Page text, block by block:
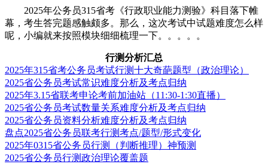
2025年公务员315省考《行政职业能力测验》科目落下帷
幕，考生答完题感触颇多。那么，这次考试中试题难度怎么样
呢，小编就来按照模块细细梳理一下。。。。。
行测分析汇总
2025年315省考公务员考试行测十大奇葩题型（政治理论）
2025省公务员考试常识难度分析及考点归纳
2025年3.15省联考申论考前加油站（11:30-1:30直播）
2025省公务员考试数量关系难度分析及考点归纳
2025省公务员资料分析难度分析及考点归纳
盘点2025省公务员联考行测考点/题型/形式变化
2025年0315省公务员行测（判断推理）神预测
2025省公务员行测政治理论覆盖题